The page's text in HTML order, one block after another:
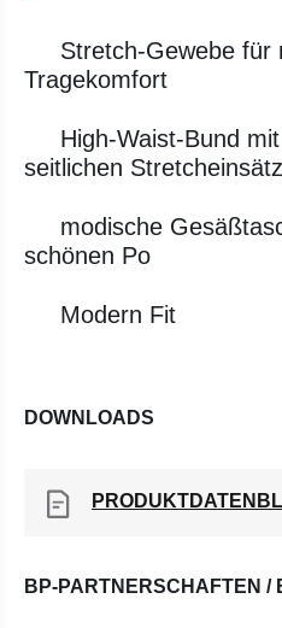
Stretch-Gewebe für
Tragekomfort
High-Waist-Bund
seitlichen
modische
schönen Po
Modern Fit
DOWNLOADS
BP-PARTNERSCHAFTEN /